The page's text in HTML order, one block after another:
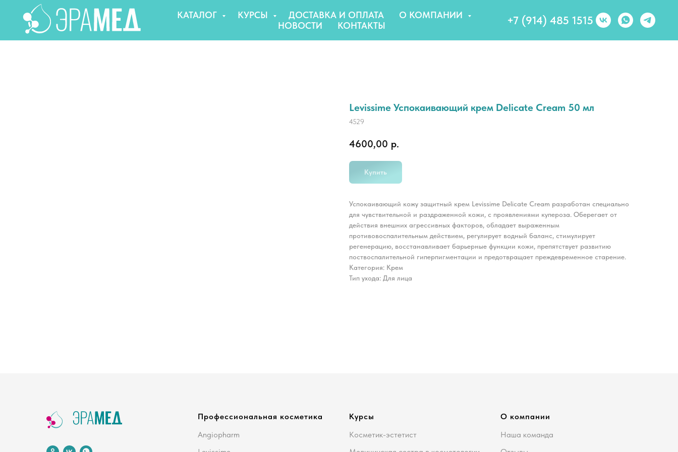
КАТАЛОГ КУРСЫ ДОСТАВКА И ОПЛАТА
О КОМПАНИИ
НОВОСТИ
КОНТАКТЫ +7 (914) 485 1515
Levissime Успокаивающий крем Delicate Cream 50 мл
4529
4600,00 р.
Купить
Успокаивающий кожу защитный крем Levissime Delicate Cream разработан специально
для чувствительной и раздраженной кожи, с проявлениями купероза. Оберегает от
действия внешних агрессивных факторов, обладает выраженным
противовоспалительным действием, регулирует водный баланс, стимулирует
регенерацию, восстанавливает барьерные функции кожи, препятствует развитию
поствоспалительной гиперпигментации и предотвращает преждевременное старение.
Категория: Крем
Тип ухода: Для лица
Профессиональная косметика
Angiopharm
Курсы
Косметик-эстетист
О компании
Наша команда